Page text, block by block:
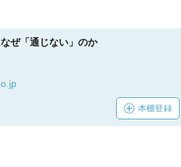
ぜ「通じない」のか
本棚登録